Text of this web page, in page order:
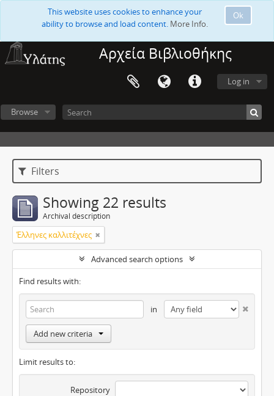
Ok
This website uses cookies to enhance your
ability to browse and load content. More Info.
Αρχεία Βιβλιοθήκης
Log in
Browse
Filters
Showing 22 results
Archival description
Έλληνες καλλιτέχνες
Advanced search options
Find results with:
in
Add new criteria
Limit results to:
Repository